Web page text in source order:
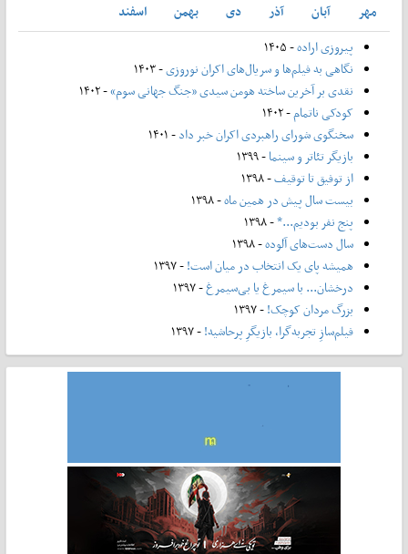
مهر
آبان آذر دی بهمن
اسفند
پیروزی اراده- ۱۴۰۵
نگاهی به فیلم‌ها و سریال‌های اکران نوروزی- ۱۴۰۳
نقدی بر آخرین ساخته هومن سیدی «جنگ جهانی سوم»- ۱۴۰۲
کودکی ناتمام- ۱۴۰۲
سخنگوی شورای راهبردی اکران خبر داد- ۱۴۰۱
بازیگر تئاتر و سینما- ۱۳۹۹
از توفیق تا توقیف- ۱۳۹۸
بیست سال پیش در همین ماه- ۱۳۹۸
پنج نفر بودیم...*- ۱۳۹۸
سال دست‌های آلوده- ۱۳۹۸
همیشه پای یک انتخاب در میان است!- ۱۳۹۷
درخشان... با سیمرغ یا بی‌سیمرغ- ۱۳۹۷
بزرگ مردان کوچک!- ۱۳۹۷
فیلم‌سازِ تجربه‌گرا، بازیگرِ پرحاشیه!- ۱۳۹۷